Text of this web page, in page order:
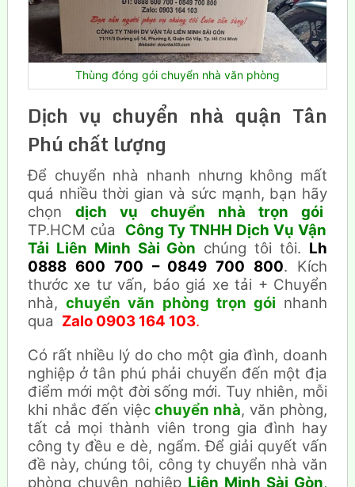
Thùng đóng gói chuyển nhà văn phòng
Dịch vụ chuyển nhà quận Tân
Phú chất lượng
Để chuyển nhà nhanh nhưng không mất
quá nhiều thời gian và sức mạnh, bạn hãy
chọn dịch vụ chuyển nhà trọn gói
TP.HCM của Công Ty TNHH Dịch Vụ Vận
Tải Liên Minh Sài Gòn chúng tôi tôi. Lh
0888 600 700 – 0849 700 800. Kích
thước xe tư vấn, báo giá xe tải + Chuyển
nhà,chuyển văn phòng trọn gói nhanh
qua Zalo 0903 164 103.
Có rất nhiều lý do cho một gia đình, doanh
nghiệp ở tân phú phải chuyển đến một địa
điểm mới một đời sống mới. Tuy nhiên, mỗi
khi nhắc đến việcchuyển nhà, văn phòng,
tất cả mọi thành viên trong gia đình hay
công ty đều e dè, ngẩm.Để giải quyết vấn
đề này, chúng tôi, công ty chuyển nhà văn
phòng chuyên nghiệp Liên Minh Sài Gòn,